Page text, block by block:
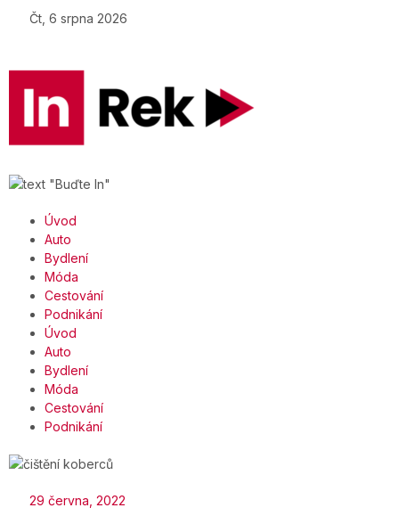
Čt, 6 srpna 2026
Úvod
Auto
Bydlení
Móda
Cestování
Podnikání
Úvod
Auto
Bydlení
Móda
Cestování
Podnikání
29 června, 2022